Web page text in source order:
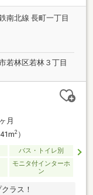
南北線 長町一丁目
若林区若林３丁目
月
2）
バス・トイレ別
モニタ付インターホ
ン
ラス！